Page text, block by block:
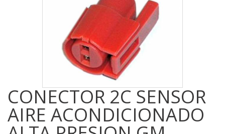
CONECTOR 2C SENSOR
AIRE ACONDICIONADO